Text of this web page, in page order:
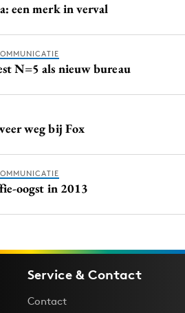
een merk in verval
N=5 als nieuw bureau
weg bij Fox
oogst in 2013
Service & Contact
Contact